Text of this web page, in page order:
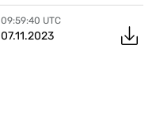
09:59:40 UTC
07.11.2023